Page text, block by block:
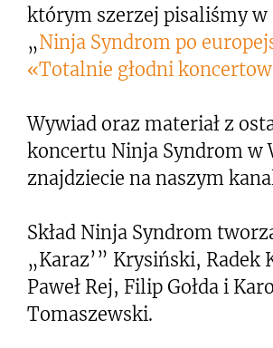
którym szerzej pisaliśmy
„Ninja Syndrom po
«Totalnie głodni
Wywiad oraz materiał z
koncertu Ninja Syndrom w
znajdziecie na naszym
Skład Ninja Syndrom
„Karaz’” Krysiński, Radek
Paweł Rej, Filip Gołda i
Tomaszewski.